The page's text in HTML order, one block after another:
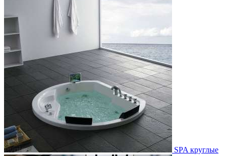
SPA круглые